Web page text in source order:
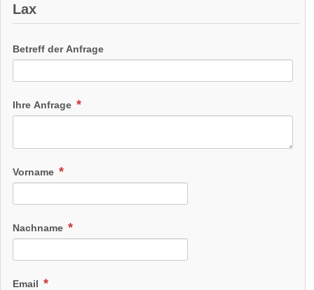
Lax
Betreff der Anfrage
Ihre Anfrage
Vorname
Nachname
Email